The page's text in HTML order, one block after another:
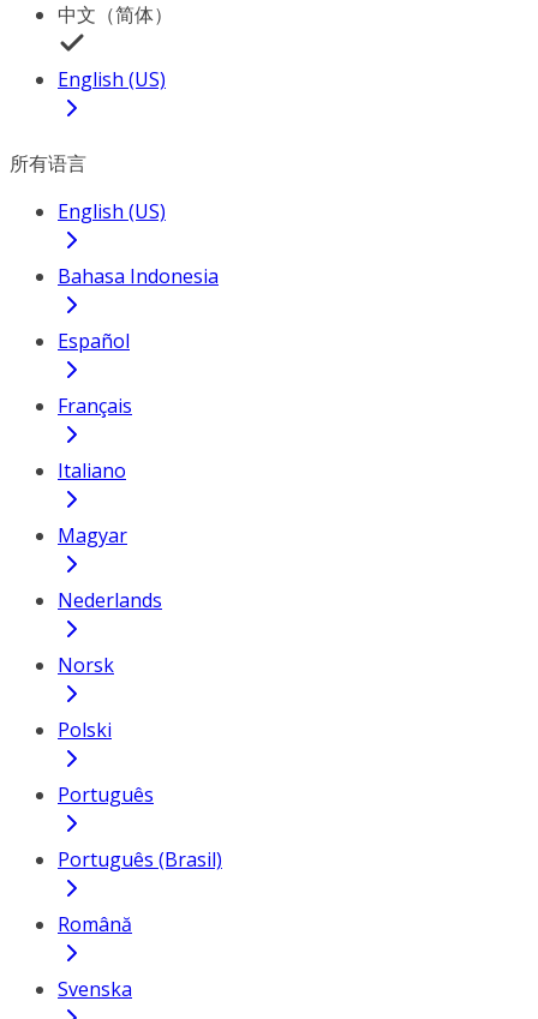
中文（简体）
English (US)
所有语言
English (US)
Bahasa Indonesia
Español
Français
Italiano
Magyar
Nederlands
Norsk
Polski
Português
Português (Brasil)
Română
Svenska